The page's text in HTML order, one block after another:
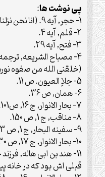
پى نوشت ها:
1- حجر, آيه 9. (انا نحن نزلنا الذكر و انا له لحافظون)
2- قلم, آيه 4.
3- فتح, آيه 29.
(خلقنى الله من صفوه
5- جلإ العيون. ص 11.
6- همان, ص 36.
7- بحار الانوار, ج 16, ص101.
8- مناقب, ج 1, ص 150.
9- سفينه البحار, ج 1, ص 433.
10- بحار الانوار, ج 17, ص 30,
11- هند بن ابى هاله,
قبلى اش بود كه در خانه